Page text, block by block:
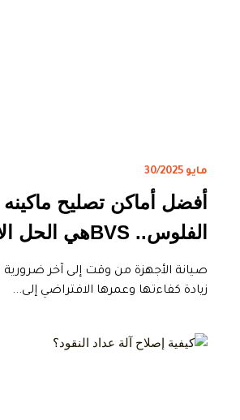
مايو 30/2025
أفضل أماكن تصليح
الفلوس.. BVSهي الحل الأمثل لك
صيانة الأجهزة من وقت إلى آخر
زيادة كفاءتها وعمرها الافتراضي إلى...